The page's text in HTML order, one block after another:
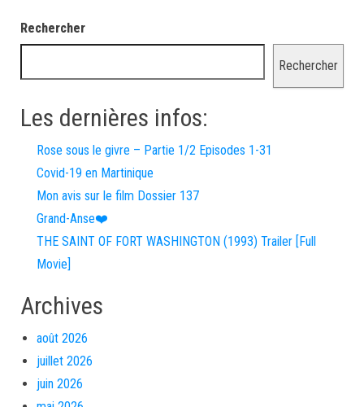
Rechercher
Rechercher
Les dernières infos:
Rose sous le givre – Partie 1/2 Episodes 1-31
Covid-19 en Martinique
Mon avis sur le film Dossier 137
Grand-Anse❤️
THE SAINT OF FORT WASHINGTON (1993) Trailer [Full
Movie]
Archives
août 2026
juillet 2026
juin 2026